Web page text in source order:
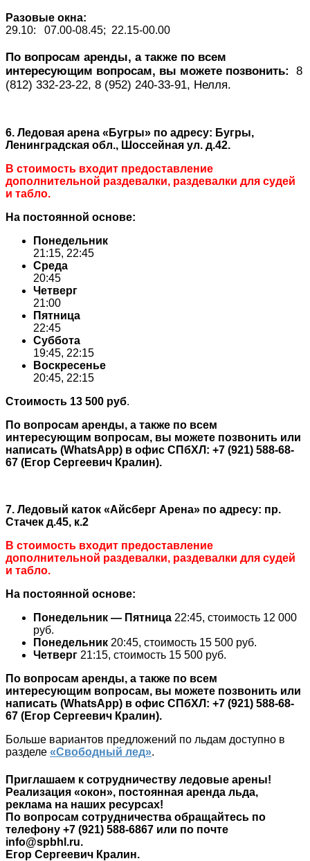
Разовые окна:
29.10: 07.00-08.45; 22.15-00.00
По вопросам аренды, а также по всем
интересующим вопросам, вы можете позвонить:
8
(812) 332-23-22, 8 (952) 240-33-91, Нелля.
6. Ледовая арена «Бугры» по адресу: Бугры,
Ленинградская обл., Шоссейная ул. д.42.
В стоимость входит предоставление
дополнительной раздевалки, раздевалки для судей
и табло.
На постоянной основе:
Понедельник
21:15, 22:45
Среда
20:45
Четверг
21:00
Пятница
22:45
Суббота
19:45, 22:15
Воскресенье
20:45, 22:15
Стоимость 13 500 руб.
По вопросам аренды, а также по всем
интересующим вопросам, вы можете позвонить или
написать (WhatsApp) в офис СПбХЛ: +7 (921) 588-68-
67 (Егор Сергеевич Кралин).
7. Ледовый каток «Айсберг Арена» по адресу: пр.
Стачек д.45, к.2
В стоимость входит предоставление
дополнительной раздевалки, раздевалки для судей
и табло.
На постоянной основе:
Понедельник — Пятница 22:45, стоимость 12 000
руб.
Понедельник 20:45, стоимость 15 500 руб.
Четверг 21:15, стоимость 15 500 руб.
По вопросам аренды, а также по всем
интересующим вопросам, вы можете позвонить или
написать (WhatsApp) в офис СПбХЛ: +7 (921) 588-68-
67 (Егор Сергеевич Кралин).
Больше вариантов предложений по льдам доступно в
разделе «Свободный лед».
Приглашаем к сотрудничеству ледовые арены!
Реализация «окон», постоянная аренда льда,
реклама на наших ресурсах!
По вопросам сотрудничества обращайтесь по
телефону +7 (921) 588-6867 или по почте
info@spbhl.ru.
Егор Сергеевич Кралин.